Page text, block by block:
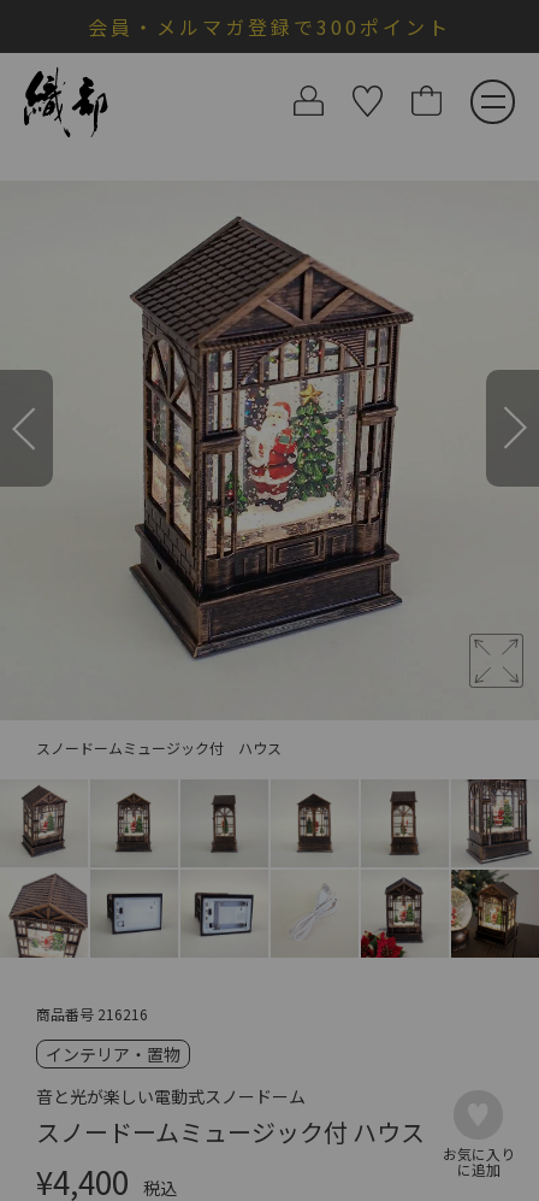
会員・メルマガ登録で300ポイント
スノードームミュージック付 ハウス
商品番号 216216
インテリア・置物
音と光が楽しい電動式スノードーム
スノードームミュージック付 ハウス
¥4,400
税込